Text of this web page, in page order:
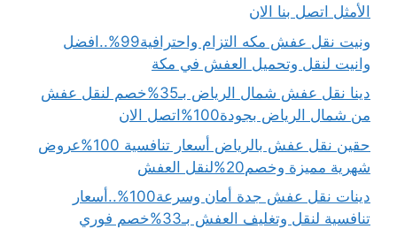
الأمثل اتصل بنا الان
ونيت نقل عفش مكه التزام واحترافية99%..افضل
وانيت لنقل وتحميل العفش في مكة
دينا نقل عفش شمال الرياض بـ35%خصم لنقل عفش
من شمال الرياض بجودة100%اتصل الان
حقين نقل عفش بالرياض أسعار تنافسية 100%عروض
شهرية مميزة وخصم20%لنقل العفش
دينات نقل عفش جدة أمان وسرعة100%..أسعار
تنافسية لنقل وتغليف العفش بـ33%خصم فوري